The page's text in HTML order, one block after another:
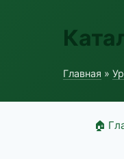
Главная »
🏠